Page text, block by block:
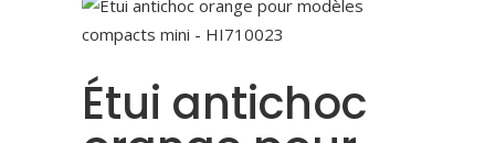
Étui antichoc